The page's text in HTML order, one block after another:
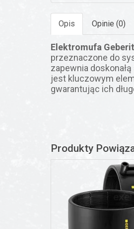
Opis Opinie (0)
Elektromufa Geberit
przeznaczone do
zapewnia
jest kluczowym
gwarantując ich
Produkty